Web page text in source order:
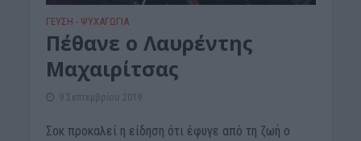
ΓΕΎΣΗ - ΨΥΧΑΓΩΓΊΑ
Πέθανε ο Λαυρέντης
Μαχαιρίτσας
9 Σεπτεμβρίου 2019
Σοκ προκαλεί η είδηση ότι έφυγε από τη ζωή ο